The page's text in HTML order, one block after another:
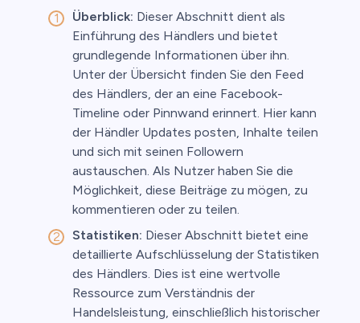
Überblick: Dieser Abschnitt dient als
Einführung des Händlers und bietet
grundlegende Informationen über ihn.
Unter der Übersicht finden Sie den Feed
des Händlers, der an eine Facebook-
Timeline oder Pinnwand erinnert. Hier kann
der Händler Updates posten, Inhalte teilen
und sich mit seinen Followern
austauschen. Als Nutzer haben Sie die
Möglichkeit, diese Beiträge zu mögen, zu
kommentieren oder zu teilen.
Statistiken: Dieser Abschnitt bietet eine
detaillierte Aufschlüsselung der Statistiken
des Händlers. Dies ist eine wertvolle
Ressource zum Verständnis der
Handelsleistung, einschließlich historischer